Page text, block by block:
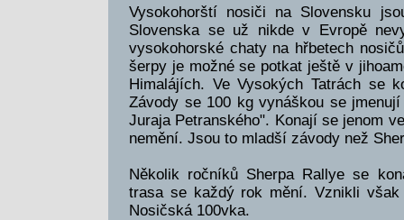
Vysokohorští nosiči na Slovensku
Slovenska se už nikde v Evropě
vysokohorské chaty na hřbetech
šerpy je možné se potkat ještě v
Himalájích. Ve Vysokých Tatrách se
Závody se 100 kg vynáškou se
Juraja Petranského". Konají se jenom
nemění. Jsou to mladší závody než
Několik ročníků Sherpa Rallye se
trasa se každý rok mění. Vznikli
Nosičská 100vka.